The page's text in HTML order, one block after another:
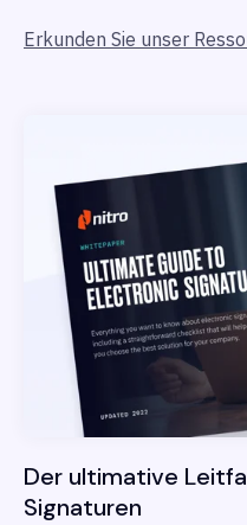
Erkunden Sie unser
Der ultimative
Signaturen